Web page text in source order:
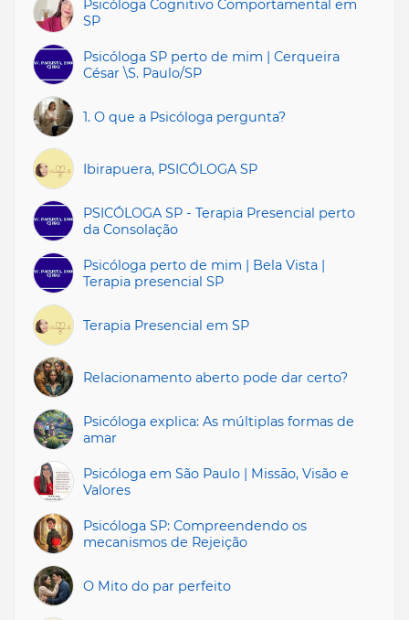
Psicóloga Cognitivo Comportamental em
SP
Psicóloga SP perto de mim | Cerqueira
César \S. Paulo/SP
1. O que a Psicóloga pergunta?
Ibirapuera, PSICÓLOGA SP
PSICÓLOGA SP - Terapia Presencial perto
da Consolação
Psicóloga perto de mim | Bela Vista |
Terapia presencial SP
Terapia Presencial em SP
Relacionamento aberto pode dar certo?
Psicóloga explica: As múltiplas formas de
amar
Psicóloga em São Paulo | Missāo, Visão e
Valores
Psicóloga SP: Compreendendo os
mecanismos de Rejeição
O Mito do par perfeito